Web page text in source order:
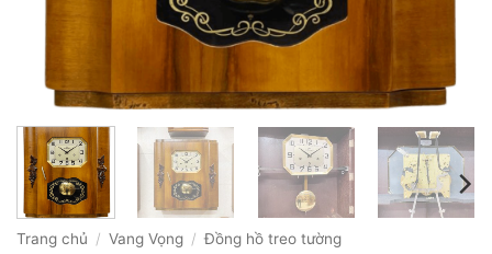
Trang chủ / Vang Vọng / Đồng hồ treo tường